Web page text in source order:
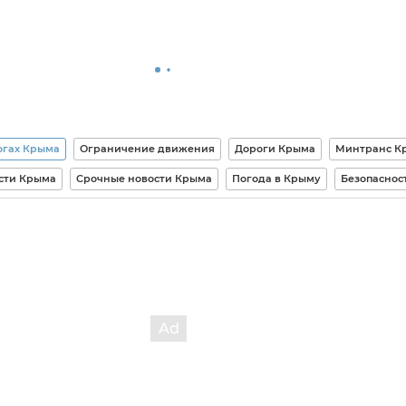
Крыма Ограничение движения Дороги Крыма Минтранс
Крыма Срочные новости Крыма Погода в Крыму